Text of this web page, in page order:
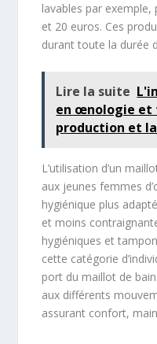
lavables par
et 20 euros. Ces
durant toute la durée
Lire la suite
en œnologie et
production et
L’utilisation d’un
aux jeunes femmes
hygiénique plus
et moins
hygiéniques et
cette catégorie
port du maillot de
aux différents
assurant confort,